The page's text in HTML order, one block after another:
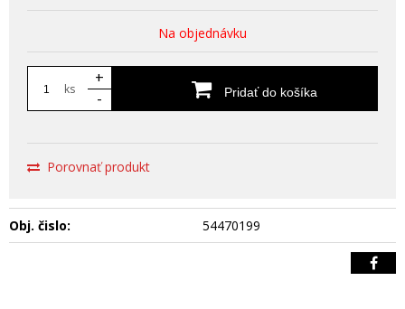
Na objednávku
ks
+
-
Pridať do košíka
Porovnať produkt
Obj. čislo: 54470199